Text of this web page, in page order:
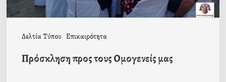
Δελτία Τύπου Επικαιρότητα
Πρόσκληση προς τους Ομογενείς μας